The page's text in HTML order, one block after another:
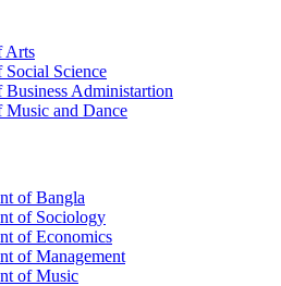
Arts
Social Science
Business Administartion
Music and Dance
of Bangla
of Sociology
of Economics
of Management
of Music